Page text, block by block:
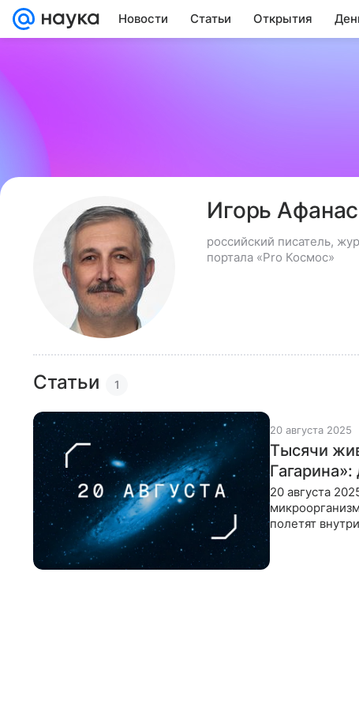
Новости Статьи Открытия
Игорь
российский писатель,
портала «Pro Космос»
Статьи 1
20 августа 2025
Тысячи
20 августа
полетят